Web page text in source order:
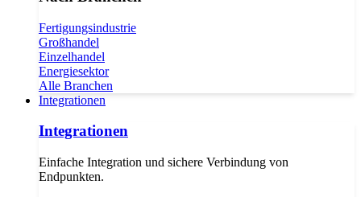
Fertigungsindustrie
Großhandel
Einzelhandel
Energiesektor
Alle Branchen
Integrationen
Integrationen
Einfache Integration und sichere Verbindung von
Endpunkten.